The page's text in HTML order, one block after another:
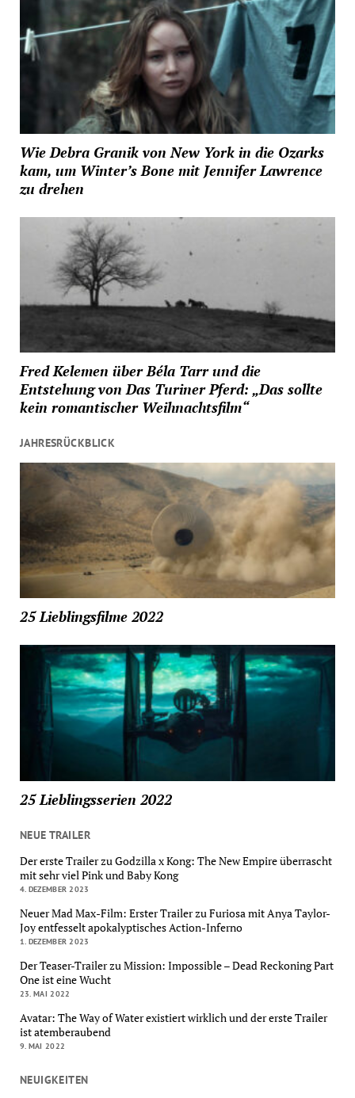
Wie Debra Granik von New York in die Ozarks
kam, um Winter’s Bone mit Jennifer Lawrence
zu drehen
Fred Kelemen über Béla Tarr und die
Entstehung von Das Turiner Pferd: „Das sollte
kein romantischer Weihnachtsfilm“
JAHRESRÜCKBLICK
25 Lieblingsfilme 2022
25 Lieblingsserien 2022
NEUE TRAILER
Der erste Trailer zu Godzilla x Kong: The New Empire überrascht
mit sehr viel Pink und Baby Kong
4. DEZEMBER 2023
Neuer Mad Max-Film: Erster Trailer zu Furiosa mit Anya Taylor-
Joy entfesselt apokalyptisches Action-Inferno
1. DEZEMBER 2023
Der Teaser-Trailer zu Mission: Impossible – Dead Reckoning Part
One ist eine Wucht
23. MAI 2022
Avatar: The Way of Water existiert wirklich und der erste Trailer
ist atemberaubend
9. MAI 2022
NEUIGKEITEN